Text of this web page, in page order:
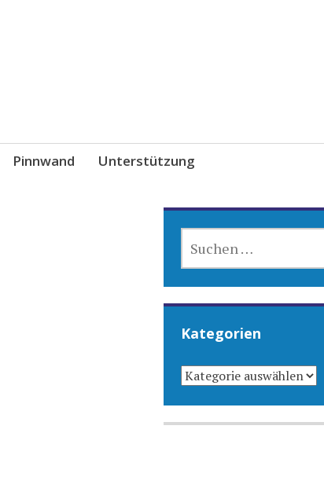
Pinnwand Unterstützung
NACH:
Kategorien
KATEGORIEN